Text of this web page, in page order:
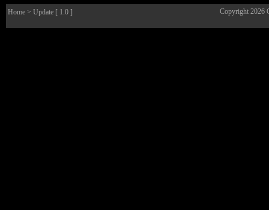
Home > Update [ 1.0 ] Copyright 2026